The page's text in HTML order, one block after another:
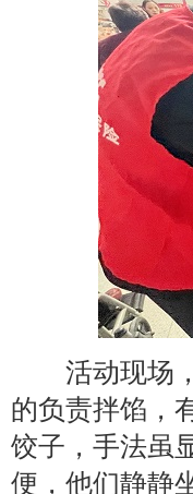
活动现场，
的负责拌馅，
饺子，手法虽
便，他们静静